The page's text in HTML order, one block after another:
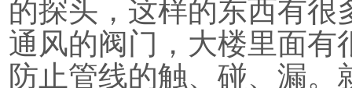
的探头，这样的东西有
通风的阀门，大楼里面有
防止管线的触、碰、漏